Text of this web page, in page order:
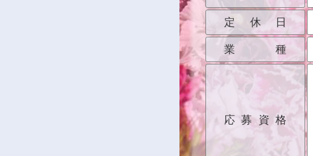
定休日
業種
応募資格